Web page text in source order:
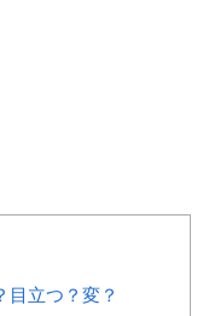
目立つ？変？